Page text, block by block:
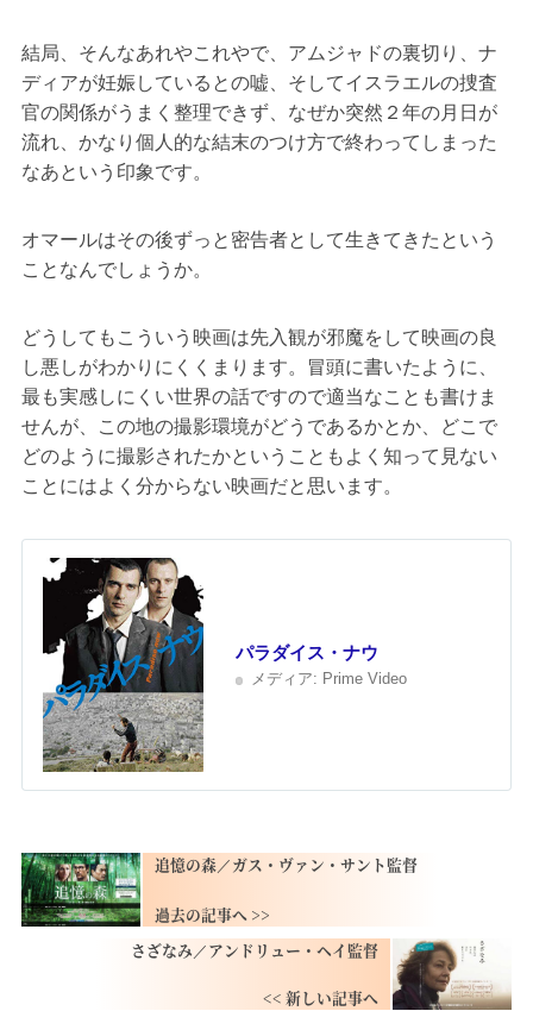
結局、そんなあれやこれやで、アムジャドの裏切り、ナ
ディアが妊娠しているとの嘘、そしてイスラエルの捜査
官の関係がうまく整理できず、なぜか突然２年の月日が
流れ、かなり個人的な結末のつけ方で終わってしまった
なあという印象です。
オマールはその後ずっと密告者として生きてきたという
ことなんでしょうか。
どうしてもこういう映画は先入観が邪魔をして映画の良
し悪しがわかりにくくまります。冒頭に書いたように、
最も実感しにくい世界の話ですので適当なことも書けま
せんが、この地の撮影環境がどうであるかとか、どこで
どのように撮影されたかということもよく知って見ない
ことにはよく分からない映画だと思います。
パラダイス・ナウ
メディア: Prime Video
追憶の森／ガス・ヴァン・サント監督
さざなみ／アンドリュー・ヘイ監督